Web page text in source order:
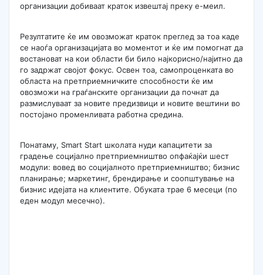
организации добиваат краток извештај преку е-мeил.
Резултатите ќе им овозможат краток преглед за тоа каде
се наоѓа организацијата во моментот и ќе им помогнат да
востановат на кои области би било најкорисно/најитно да
го задржат својот фокус. Освен тоа, самопроценката во
областа на претприемничките способности ќе им
овозможи на граѓанските организации да почнат да
размислуваат за новите предизвици и новите вештини во
постојано променливата работна средина.
Понатаму, Smart Start школата нуди капацитети за
градење социјално претприемништво опфаќајќи шест
модули: вовед во социјалното претприемништво; бизнис
планирање; маркетинг, брендирање и соопштување на
бизнис идејата на клиентите. Обуката трае 6 месеци (по
еден модул месечно).